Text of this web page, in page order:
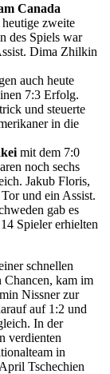
Canada
zweite
des Spiels war
Dima Zhilkin
auch heute
7:3 Erfolg.
und steuerte
in die
mit dem 7:0
noch sechs
Jakub Floris,
und ein Assist.
gab es
Spieler erhielten
schnellen
kam im
Nissner zur
auf 1:2 und
In der
verdienten
in
Tschechien